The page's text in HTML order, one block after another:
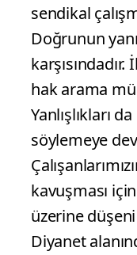
sendikal
Doğrunun
hak arama
Yanlışlıkları
söylemeye
kavuşması
üzerine düşeni
Diyanet